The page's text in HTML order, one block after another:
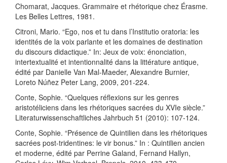
Chomarat, Jacques. Grammaire et rhétorique chez Érasme.
Les Belles Lettres, 1981.
Citroni, Mario. “Ego, nos et tu dans l’Institutio oratoria: les
identités de la voix parlante et les domaines de destination
du discours didactique.” In: Jeux de voix: énonciation,
intertextualité et intentionnalité dans la littérature antique,
édité par Danielle Van Mal-Maeder, Alexandre Burnier,
Loreto Núñez Peter Lang, 2009, 201-224.
Conte, Sophie. “Quelques réflexions sur les genres
aristotéliciens dans les rhétoriques sacrées du XVIe siècle.”
Literaturwissenschaftliches Jahrbuch 51 (2010): 107-124.
Conte, Sophie. “Présence de Quintilien dans les rhétoriques
sacrées post-tridentines: le vir bonus.” In : Quintilien ancien
et moderne, édité par Perrine Galand, Fernand Hallyn,